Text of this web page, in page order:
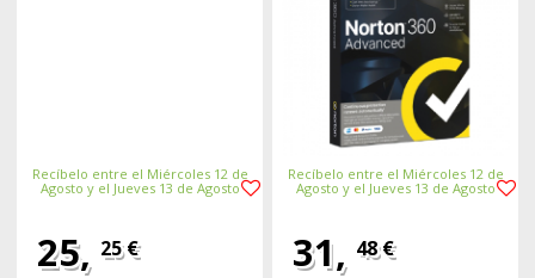
Recíbelo entre el Miércoles 12 de
Agosto y el Jueves 13 de Agosto
25, 25 €
Recíbelo entre el Miércoles 12 de
Agosto y el Jueves 13 de Agosto
31, 48 €